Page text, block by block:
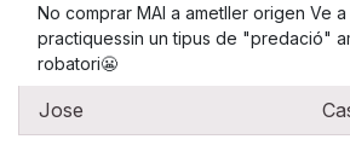
No comprar MAI a ametller origen Ve
practiquessin un tipus de "predació"
robatori😬
Jose